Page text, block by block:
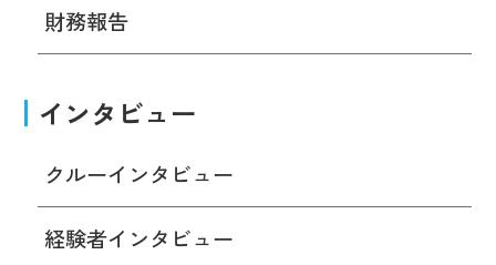
財務報告
インタビュー
クルーインタビュー
経験者インタビュー